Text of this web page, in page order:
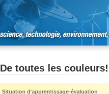
De toutes les couleurs!
Situation d'apprentissage-évaluation